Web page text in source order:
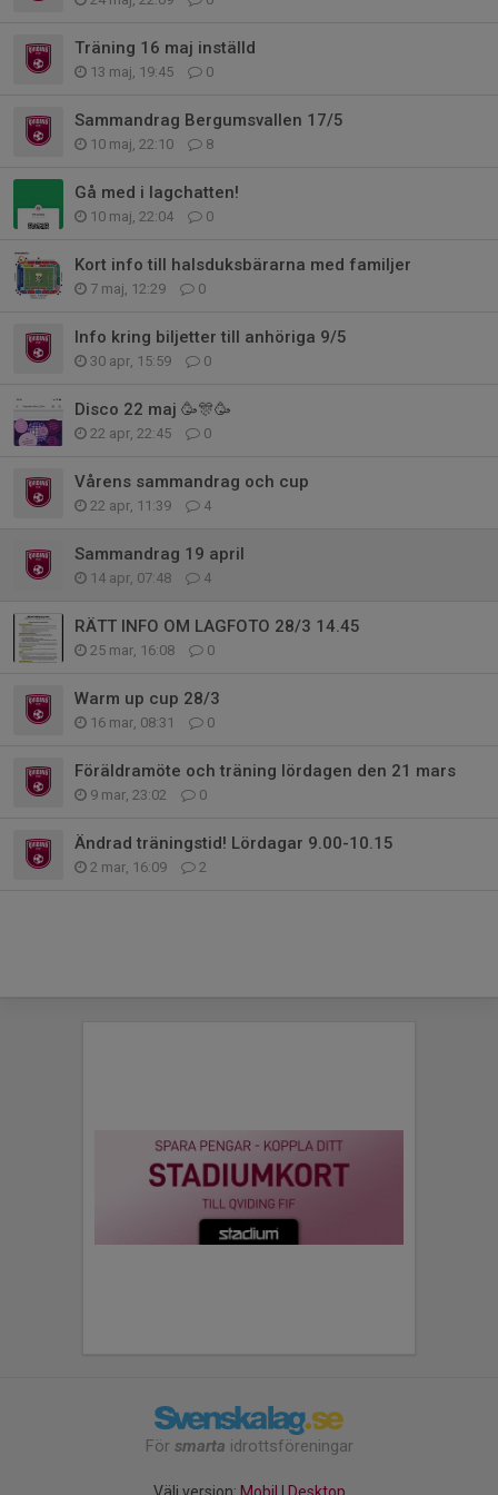
Träning 16 maj inställd
13 maj, 19:45 0
Sammandrag Bergumsvallen 17/5
10 maj, 22:10 8
Gå med i lagchatten!
10 maj, 22:04 0
Kort info till halsduksbärarna med familjer
7 maj, 12:29 0
Info kring biljetter till anhöriga 9/5
30 apr, 15:59 0
Disco 22 maj 🥳🎊🥳
22 apr, 22:45 0
Vårens sammandrag och cup
22 apr, 11:39 4
Sammandrag 19 april
14 apr, 07:48 4
RÄTT INFO OM LAGFOTO 28/3 14.45
25 mar, 16:08 0
Warm up cup 28/3
16 mar, 08:31 0
Föräldramöte och träning lördagen den 21 mars
9 mar, 23:02 0
Ändrad träningstid! Lördagar 9.00-10.15
2 mar, 16:09 2
För smarta idrottsföreningar
Välj version: Mobil | Desktop